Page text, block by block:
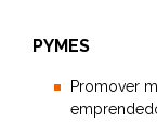
PYMES
Promover